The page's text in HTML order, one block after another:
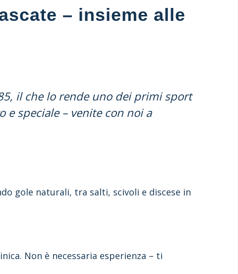
– insieme alle
il che lo rende uno dei primi sport
e speciale – venite con noi a
gole naturali, tra salti, scivoli e discese in
Non è necessaria esperienza – ti